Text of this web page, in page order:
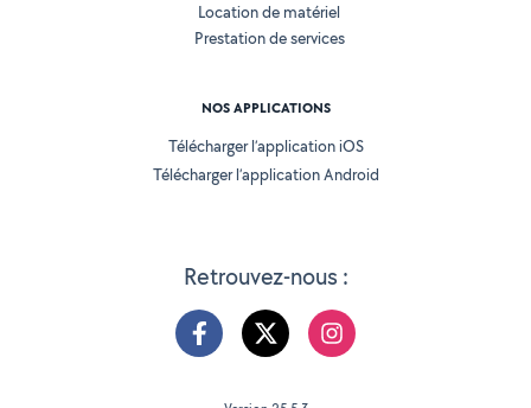
Retrouvez-nous :
Location de matériel
Prestation de services
NOS APPLICATIONS
Télécharger l’application iOS
Télécharger l’application Android